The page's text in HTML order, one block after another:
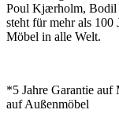
Poul Kjærholm, Bodil
steht für mehr als 100
Möbel in alle Welt.
*5 Jahre Garantie auf
auf Außenmöbel